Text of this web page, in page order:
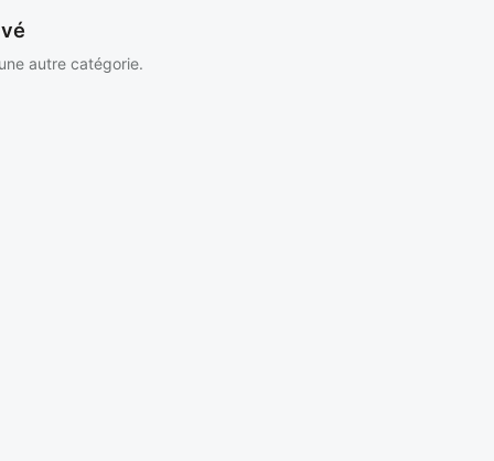
autre catégorie.